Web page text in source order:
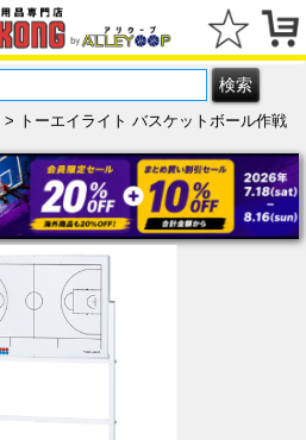
> トーエイライト バスケットボール作戦